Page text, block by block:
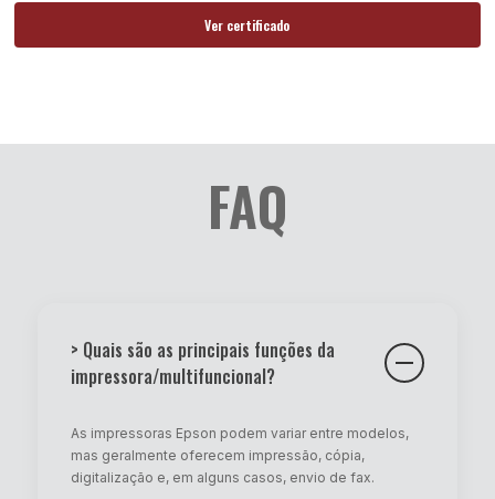
Ver certificado
FAQ
> Quais são as principais funções da
impressora/multifuncional?
As impressoras Epson podem variar entre modelos,
mas geralmente oferecem impressão, cópia,
digitalização e, em alguns casos, envio de fax.